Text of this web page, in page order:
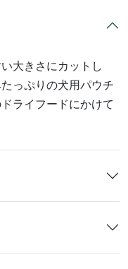
大きさにカットし
っぷりの犬用パウチ
ライフードにかけて